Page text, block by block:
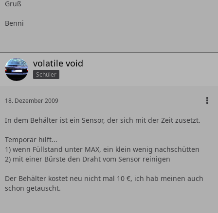
Gruß
Benni
volatile void
Schüler
18. Dezember 2009
In dem Behälter ist ein Sensor, der sich mit der Zeit zusetzt.
Temporär hilft...
1) wenn Füllstand unter MAX, ein klein wenig nachschütten
2) mit einer Bürste den Draht vom Sensor reinigen
Der Behälter kostet neu nicht mal 10 €, ich hab meinen auch
schon getauscht.